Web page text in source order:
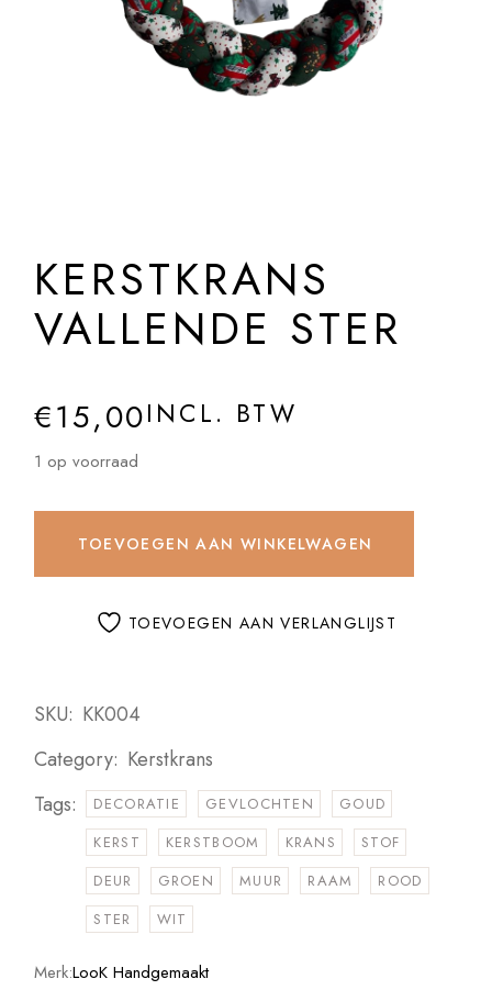
KERSTKRANS
VALLENDE STER
€15,00INCL. BTW
1 op voorraad
TOEVOEGEN AAN WINKELWAGEN
TOEVOEGEN AAN VERLANGLIJST
SKU: KK004
Category: Kerstkrans
Tags:
DECORATIE GEVLOCHTEN
GOUD
KERST
KERSTBOOM KRANS
STOF
DEUR
GROEN MUUR RAAM
ROOD
STER
WIT
Merk:LooK Handgemaakt